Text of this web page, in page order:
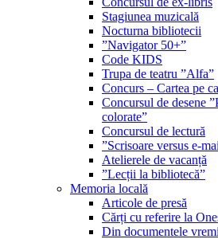
Stagiunea muzicală
Nocturna bibliotecii
”Navigator 50+”
Code KIDS
Trupa de teatru ”Alfa”
Concurs – Cartea pe
Concursul de desene
colorate”
Concursul de lectură
”Scrisoare versus e-
Atelierele de vacanță
”Lecții la bibliotecă”
Memoria locală
Articole de presă
Cărți cu referire la
Din documentele